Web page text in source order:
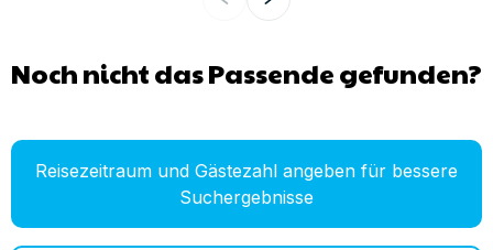
Noch nicht das Passende gefunden?
Reisezeitraum und Gästezahl angeben für bessere
Suchergebnisse